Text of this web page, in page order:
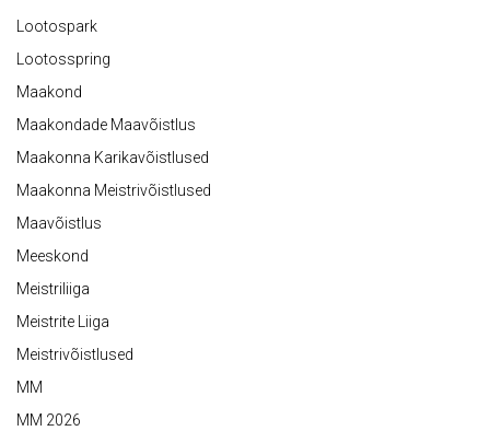
Lootospark
Lootosspring
Maakond
Maakondade Maavõistlus
Maakonna Karikavõistlused
Maakonna Meistrivõistlused
Maavõistlus
Meeskond
Meistriliiga
Meistrite Liiga
Meistrivõistlused
MM
MM 2026